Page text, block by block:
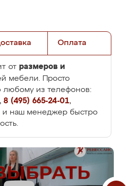
Оплата
от размеров и
мебели. Просто
любому из телефонов:
, 8 (495) 665-24-01,
и наш менеджер быстро